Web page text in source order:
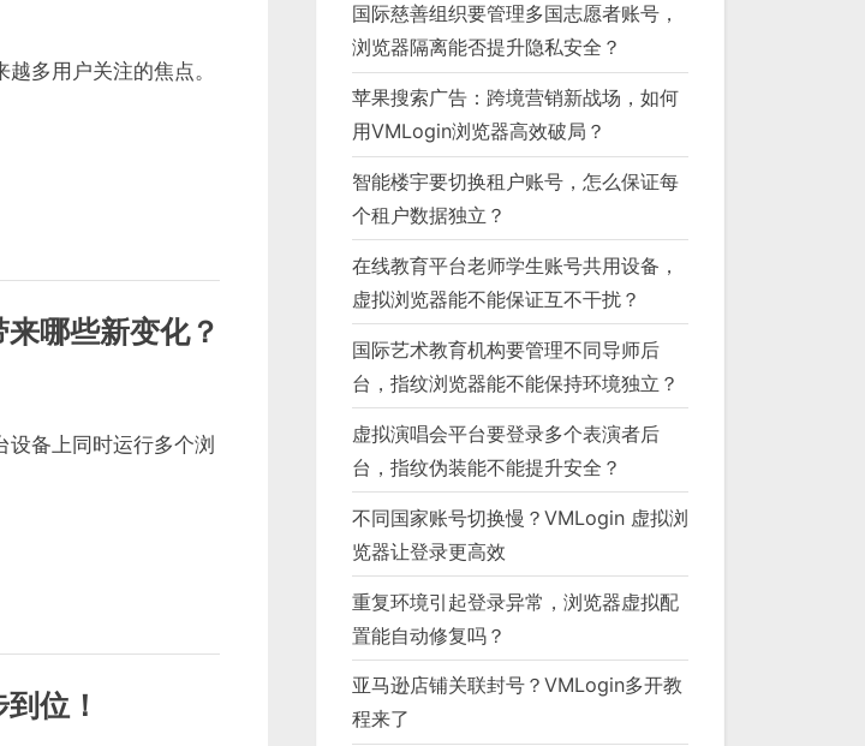
多用户关注的焦点。
哪些新变化？
设备上同时运行多个浏
位！
国际慈善组织要管理多国志愿者账号，
浏览器隔离能否提升隐私安全？
苹果搜索广告：跨境营销新战场，如何
用VMLogin浏览器高效破局？
智能楼宇要切换租户账号，怎么保证每
个租户数据独立？
在线教育平台老师学生账号共用设备，
虚拟浏览器能不能保证互不干扰？
国际艺术教育机构要管理不同导师后
台，指纹浏览器能不能保持环境独立？
虚拟演唱会平台要登录多个表演者后
台，指纹伪装能不能提升安全？
不同国家账号切换慢？VMLogin 虚拟浏
览器让登录更高效
重复环境引起登录异常，浏览器虚拟配
置能自动修复吗？
亚马逊店铺关联封号？VMLogin多开教
程来了